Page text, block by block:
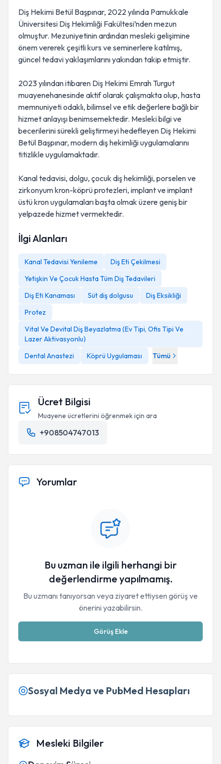
Diş Hekimi Betül Başpınar, 2022 yılında Pamukkale
Üniversitesi Diş Hekimliği Fakültesi’nden mezun
olmuştur. Mezuniyetinin ardından mesleki gelişimine
önem vererek çeşitli kurs ve seminerlere katılmış,
güncel tedavi yaklaşımlarını yakından takip etmiştir.
2023 yılından itibaren Diş Hekimi Emrah Turgut
muayenehanesinde aktif olarak çalışmakta olup, hasta
memnuniyeti odaklı, bilimsel ve etik değerlere bağlı bir
hizmet anlayışı benimsemektedir. Mesleki bilgi ve
becerilerini sürekli geliştirmeyi hedefleyen Diş Hekimi
Betül Başpınar, modern diş hekimliği uygulamalarını
titizlikle uygulamaktadır.
Kanal tedavisi, dolgu, çocuk diş hekimliği, porselen ve
zirkonyum kron-köprü protezleri, implant ve implant
üstü kron uygulamaları başta olmak üzere geniş bir
yelpazede hizmet vermektedir.
İlgi Alanları
Kanal Tedavisi Yenileme
Diş Eti Çekilmesi
Yetişkin Ve Çocuk Hasta Tüm Diş Tedavileri
Diş Eti Kanaması
Süt diş dolgusu
Diş Eksikliği
Protez
Vital Ve Devital Diş Beyazlatma (Ev Tipi, Ofis Tipi Ve
Lazer Aktivasyonlu)
Dental Anastezi
Köprü Uygulaması Tümü
Ücret Bilgisi
Muayene ücretlerini öğrenmek için ara
+908504747013
Yorumlar
Bu uzman ile ilgili herhangi bir
değerlendirme yapılmamış.
Bu uzmanı tanıyorsan veya ziyaret ettiysen görüş ve
önerini yazabilirsin.
Görüş Ekle
Sosyal Medya ve PubMed Hesapları
Mesleki Bilgiler